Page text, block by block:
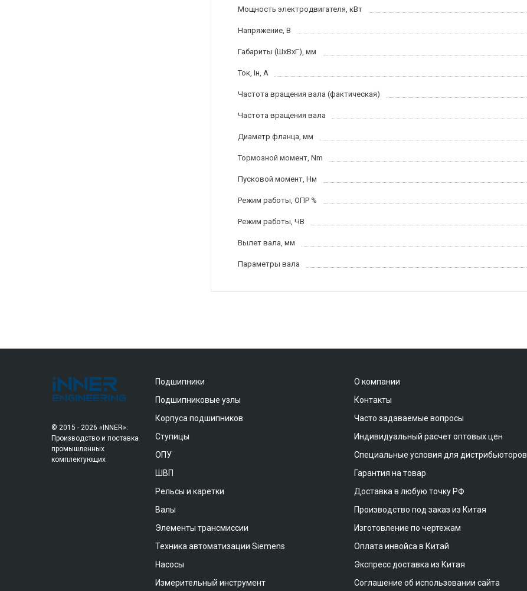
Мощность электродвигателя, кВт
Напряжение, В
Габариты (ШхВхГ), мм
Ток, Iн, А
Частота вращения вала (фактическая)
Частота вращения вала
Диаметр фланца, мм
Тормозной момент, Nm
Пусковой момент, Hм
Режим работы, ОПР %
Режим работы, ЧВ
Вылет вала, мм
Параметры вала
© 2015 - 2026 «INNER»:
Производство и поставка
промышленных
комплектующих
Подшипники
Подшипниковые узлы
Корпуса подшипников
Ступицы
ОПУ
ШВП
Рельсы и каретки
Валы
Элементы трансмиссии
Техника автоматизации Siemens
Насосы
Измерительный инструмент
О компании
Контакты
Часто задаваемые вопросы
Индивидуальный расчет оптовых цен
Специальные условия для дистрибьюторов
Гарантия на товар
Доставка в любую точку РФ
Производство под заказ из Китая
Изготовление по чертежам
Оплата инвойса в Китай
Экспресс доставка из Китая
Соглашение об использовании сайта